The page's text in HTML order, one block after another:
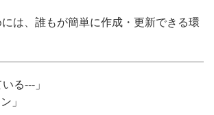
は、誰もが簡単に作成・更新できる環
る---」
」